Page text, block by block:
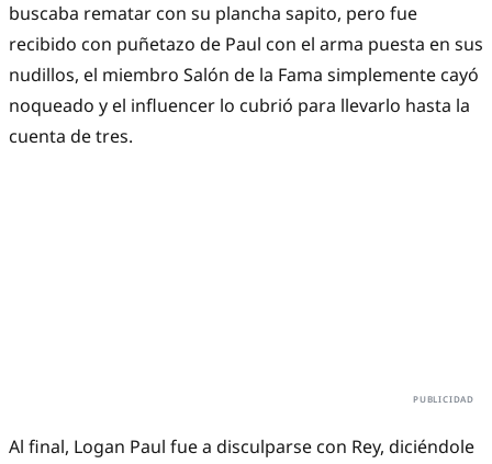
buscaba rematar con su plancha sapito, pero fue
recibido con puñetazo de Paul con el arma puesta en sus
nudillos, el miembro Salón de la Fama simplemente cayó
noqueado y el influencer lo cubrió para llevarlo hasta la
cuenta de tres.
Al final, Logan Paul fue a disculparse con Rey, diciéndole